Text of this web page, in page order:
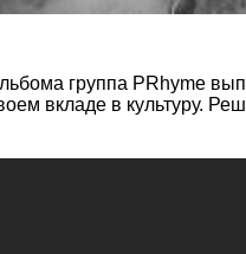
группа PRhyme
вкладе в культуру.